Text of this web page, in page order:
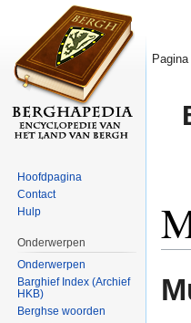
Pagina
Hoofdpagina
Contact
Hulp
Onderwerpen
Onderwerpen
Barghief Index (Archief
HKB)
Berghse woorden